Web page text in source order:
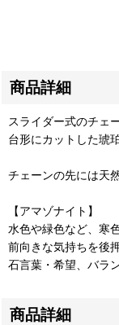
商品詳細
スライダー式のチェ
台形にカットした琥
チェーンの先には天
【アマゾナイト】
水色や緑色など、寒
前向きな気持ちを後
石言葉・希望、バラ
商品詳細